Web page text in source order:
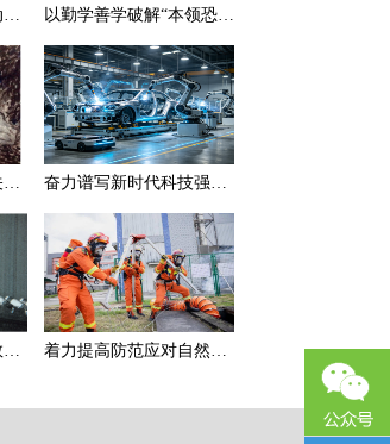
在延安在职干部教育动员大会上的讲话（节选） 以勤学善学破解“本领恐慌”
建成社会主义强国，关键在于实现科学技术现代化 奋力谱写新时代科技强国新篇章
周恩来关于防灾减灾救灾的一组论述 着力提高防范应对自然灾害能力